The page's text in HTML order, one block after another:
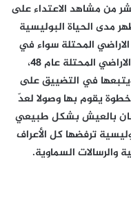
من مشاهد الاعتداء على
مدى الحياة البوليسية
المحتلة سواء في
القدس او الضفة الغربية او حتى داخل الاراضي المحتلة عام 48،
ويتبعها في التضييق على
يقوم بها وصولا لعدّ
بالعيش بشكل طبيعي
ترفضها كل الأعراف
والرسالات السماوية.